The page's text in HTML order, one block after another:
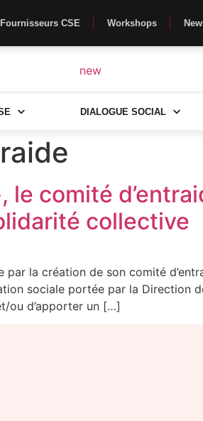
CSE Workshops
DIALOGUE SOCIAL
le comité
collective
la création de son comité
sociale portée par la Direction
ou d’apporter un […]